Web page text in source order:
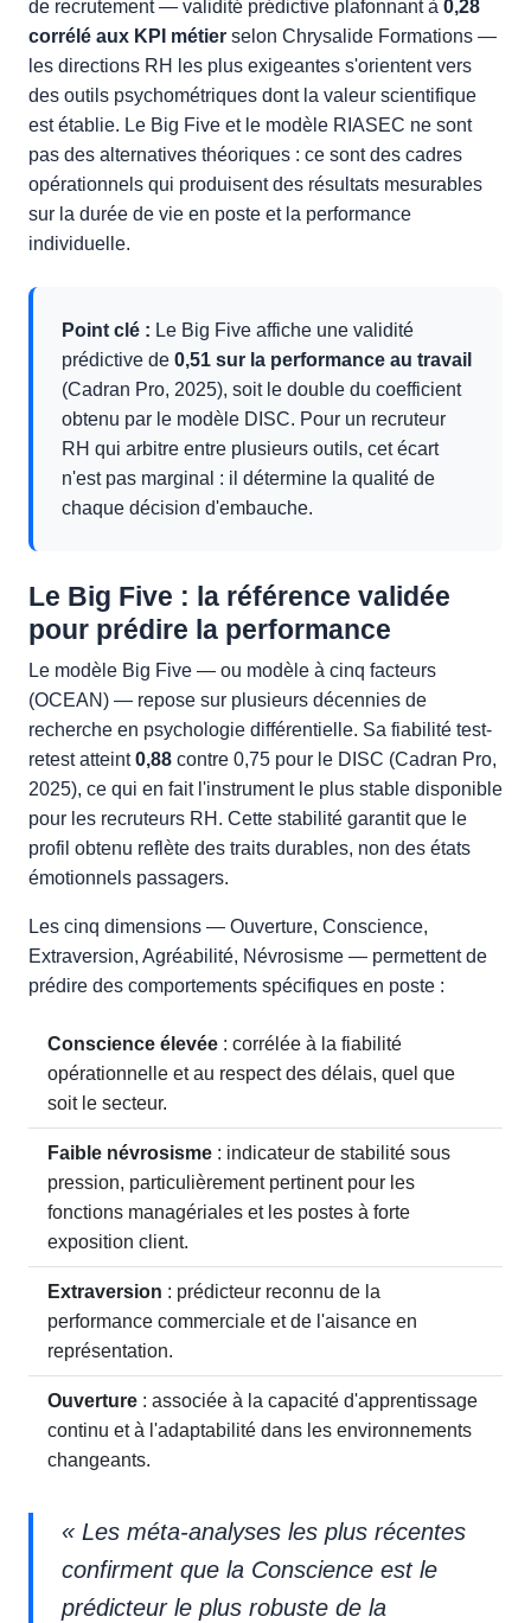
de recrutement — validité prédictive plafonnant à 0,28
corrélé aux KPI métier selon Chrysalide Formations —
les directions RH les plus exigeantes s'orientent vers
des outils psychométriques dont la valeur scientifique
est établie. Le Big Five et le modèle RIASEC ne sont
pas des alternatives théoriques : ce sont des cadres
opérationnels qui produisent des résultats mesurables
sur la durée de vie en poste et la performance
individuelle.
Point clé : Le Big Five affiche une validité
prédictive de 0,51 sur la performance au travail
(Cadran Pro, 2025), soit le double du coefficient
obtenu par le modèle DISC. Pour un recruteur
RH qui arbitre entre plusieurs outils, cet écart
n'est pas marginal : il détermine la qualité de
chaque décision d'embauche.
Le Big Five : la référence validée
pour prédire la performance
Le modèle Big Five — ou modèle à cinq facteurs
(OCEAN) — repose sur plusieurs décennies de
recherche en psychologie différentielle. Sa fiabilité test-
retest atteint0,88 contre 0,75 pour le DISC (Cadran Pro,
2025), ce qui en fait l'instrument le plus stable disponible
pour les recruteurs RH. Cette stabilité garantit que le
profil obtenu reflète des traits durables, non des états
émotionnels passagers.
Les cinq dimensions — Ouverture, Conscience,
Extraversion, Agréabilité, Névrosisme — permettent de
prédire des comportements spécifiques en poste :
Conscience élevée : corrélée à la fiabilité
opérationnelle et au respect des délais, quel que
soit le secteur.
Faible névrosisme : indicateur de stabilité sous
pression, particulièrement pertinent pour les
fonctions managériales et les postes à forte
exposition client.
Extraversion : prédicteur reconnu de la
performance commerciale et de l'aisance en
représentation.
Ouverture : associée à la capacité d'apprentissage
continu et à l'adaptabilité dans les environnements
changeants.
« Les méta-analyses les plus récentes
confirment que la Conscience est le
prédicteur le plus robuste de la